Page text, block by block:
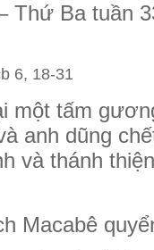
Thứ Ba tuần
6, 18-31
một tấm
anh dũng
và thánh
Macabê